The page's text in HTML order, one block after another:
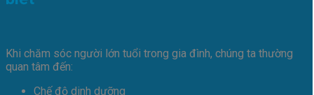
Khi chăm sóc người lớn tuổi trong gia đình, chúng ta thường
quan tâm đến:
Chế độ dinh dưỡng